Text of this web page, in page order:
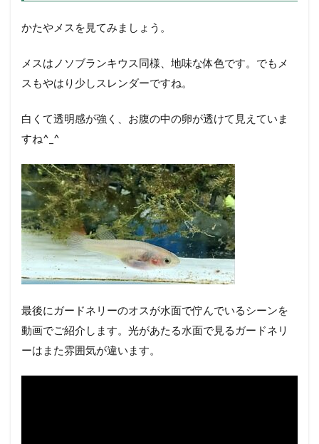
かたやメスを見てみましょう。
メスはノソブランキウス同様、地味な体色です。でもメ
スもやはり少しスレンダーですね。
白くて透明感が強く、お腹の中の卵が透けて見えていま
すね^_^
最後にガードネリーのオスが水面で佇んでいるシーンを
動画でご紹介します。光があたる水面で見るガードネリ
ーはまた雰囲気が違います。